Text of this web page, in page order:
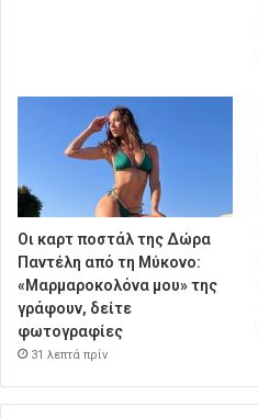
Οι καρτ ποστάλ της Δώρα
Παντέλη από τη Μύκονο:
«Μαρμαροκολόνα μου» της
γράφουν, δείτε
φωτογραφίες
31 λεπτά πρίν